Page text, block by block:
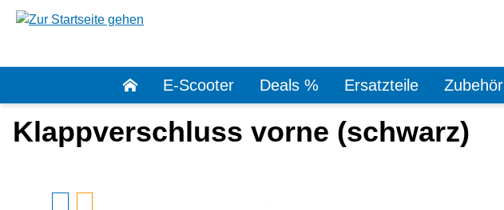
Zur Hauptnavigation springen
E-Scooter Deals % Ersatzteile Zubehör
Klappverschluss vorne (schwarz)